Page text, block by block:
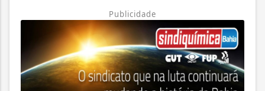
Publicidade